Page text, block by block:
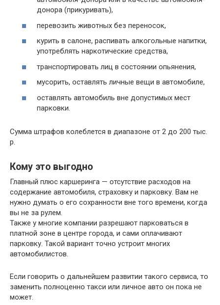
донора (прикуривать),
перевозить животных без переносок,
курить в салоне, распивать алкогольные напитки,
употреблять наркотические средства,
транспортировать лиц в состоянии опьянения,
мусорить, оставлять личные вещи в автомобиле,
оставлять автомобиль вне допустимых мест
парковки.
Сумма штрафов колеблется в диапазоне от 2 до 200 тыс.
р.
Кому это выгодно
Главный плюс каршеринга — отсутствие расходов на
содержание автомобиля, страховку и парковку. Вам не
нужно думать о его сохранности вне того времени, когда
вы не за рулем.
Также у многие компании разрешают парковаться в
платной зоне в центре города, и сами оплачивают
парковку. Такой вариант точно устроит многих
автомобилистов.
Если говорить о дальнейшем развитии такого сервиса, то
заменить полноценно такси или личное авто он пока не
может.